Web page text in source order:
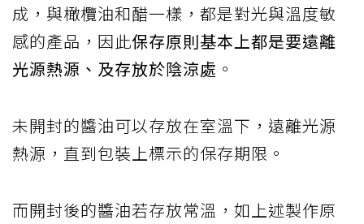
成，與橄欖油和醋一樣，都是對光與溫度敏
感的產品，因此保存原則基本上都是要遠離
光源熱源、及存放於陰涼處 。
未開封的醬油可以存放在室溫下，遠離光源
熱源，直到包裝上標示的保存期限。
而開封後的醬油若存放常溫，如上述製作原